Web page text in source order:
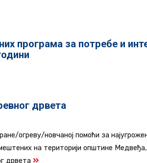
програма за потребе и
дрвета
огреву/новчаној помоћи за
на територији општине Медвеђа,
дрвета